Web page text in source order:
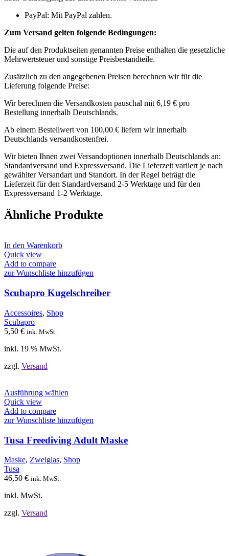
PayPal: Mit PayPal zahlen.
Zum Versand gelten folgende Bedingungen:
Die auf den Produktseiten genannten Preise enthalten die gesetzliche
Mehrwertsteuer und sonstige Preisbestandteile.
Zusätzlich zu den angegebenen Preisen berechnen wir für die
Lieferung folgende Preise:
Wir berechnen die Versandkosten pauschal mit 6,19 € pro
Bestellung innerhalb Deutschlands.
Ab einem Bestellwert von 100,00 € liefern wir innerhalb
Deutschlands versandkostenfrei.
Wir bieten Ihnen zwei Versandoptionen innerhalb Deutschlands an:
Standardversand und Expressversand. Die Lieferzeit variiert je nach
gewählter Versandart und Standort. In der Regel beträgt die
Lieferzeit für den Standardversand 2-5 Werktage und für den
Expressversand 1-2 Werktage.
Ähnliche Produkte
In den Warenkorb
Quick view
Add to compare
zur Wunschliste hinzufügen
Scubapro Kugelschreiber
Accessoires, Shop
Scubapro
5,50 € ink. MwSt.
inkl. 19 % MwSt.
zzgl. Versand
Ausführung wählen
mehrere
auf.
Die
Optionen
können
Quick view
Add to compare
zur Wunschliste hinzufügen
Tusa Freediving Adult Maske
Maske, Zweiglas, Shop
Tusa
46,50 € ink. MwSt.
inkl. MwSt.
zzgl. Versand